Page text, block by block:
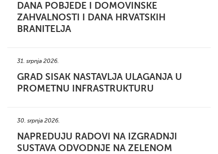
DANA POBJEDE I DOMOVINSKE
ZAHVALNOSTI I DANA HRVATSKIH
BRANITELJA
31. srpnja 2026.
GRAD SISAK NASTAVLJA ULAGANJA U
PROMETNU INFRASTRUKTURU
30. srpnja 2026.
NAPREDUJU RADOVI NA IZGRADNJI
SUSTAVA ODVODNJE NA ZELENOM